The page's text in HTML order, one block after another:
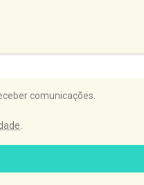
comunicações.
.